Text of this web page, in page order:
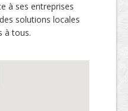
à ses entreprises
solutions locales
à tous.